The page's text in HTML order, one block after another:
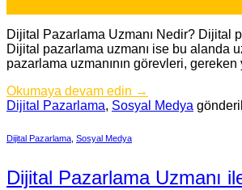
Dijital Pazarlama Uzmanı Nedir? Dijital
Dijital pazarlama uzmanı ise bu alanda
pazarlama uzmanının görevleri,
Okumaya devam edin →
Dijital Pazarlama, Sosyal Medya
Dijital Pazarlama Sosyal Medya
Dijital Pazarlama Uzmanı